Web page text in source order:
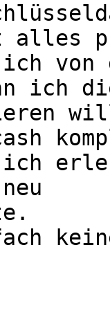
alles
ich
ich
ich